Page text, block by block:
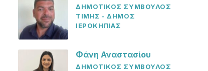
ΔΗΜΟΤΙΚΟΣ ΣΥΜΒΟΥΛΟΣ
ΤΙΜΗΣ - ΔΗΜΟΣ
ΙΕΡΟΚΗΠΙΑΣ
Φάνη Αναστασίου
ΔΗΜΟΤΙΚΟΣ ΣΥΜΒΟΥΛΟΣ